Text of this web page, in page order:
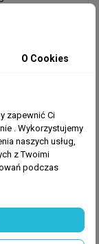
do
pod
się i
na delikatną
O Cookies
zapewnić Ci
. Wykorzystujemy
naszych usług,
z Twoimi
podczas